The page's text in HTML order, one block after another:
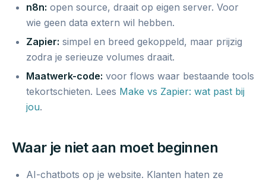
n8n: open source, draait op eigen server. Voor
wie geen data extern wil hebben.
Zapier: simpel en breed gekoppeld, maar prijzig
zodra je serieuze volumes draait.
Maatwerk-code: voor flows waar bestaande tools
tekortschieten. Lees Make vs Zapier: wat past bij
jou.
Waar je niet aan moet beginnen
AI-chatbots op je website. Klanten haten ze